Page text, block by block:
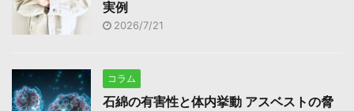
実例
2026/7/21
コラム
石綿の有害性と体内挙動 アスベストの脅